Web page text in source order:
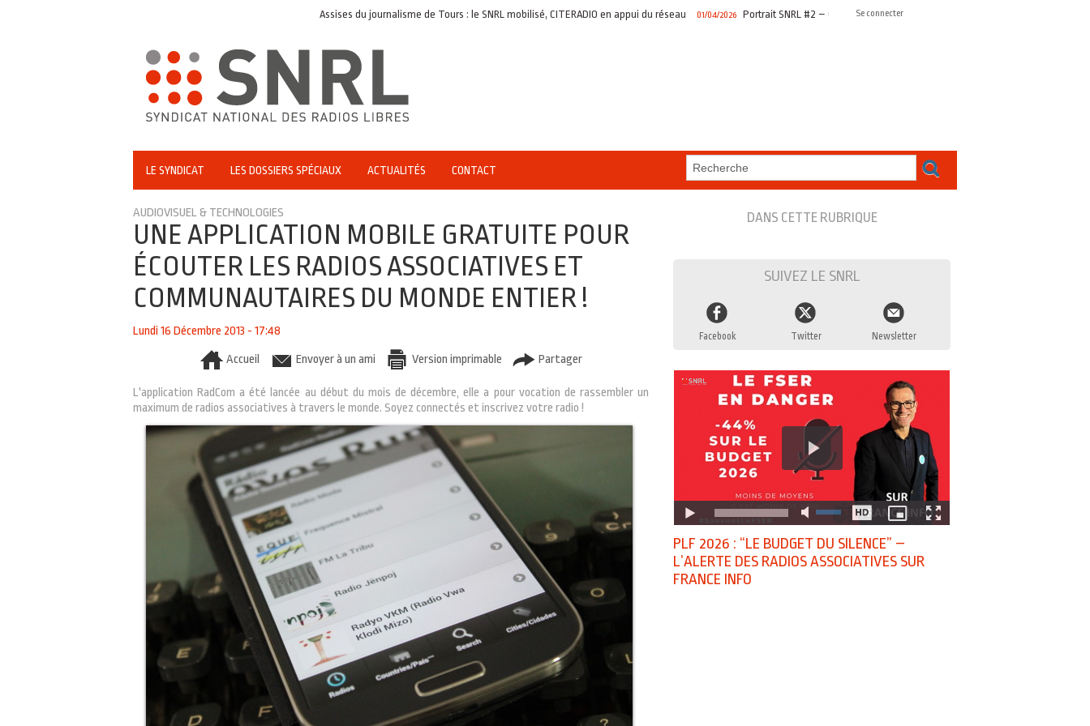
Assises du journalisme de Tours : le SNRL mobilisé, CITERADIO en appui du réseau 01/04/2026 Portrait SNRL #2 – Olivier DUTHEIL, représenter les radios associatives à la
Se connecter
LE SYNDICAT LES DOSSIERS SPÉCIAUX ACTUALITÉS CONTACT
AUDIOVISUEL & TECHNOLOGIES
UNE APPLICATION MOBILE GRATUITE POUR
ÉCOUTER LES RADIOS ASSOCIATIVES ET
COMMUNAUTAIRES DU MONDE ENTIER !
Lundi 16 Décembre 2013 - 17:48
Accueil Envoyer à un ami Version imprimable Partager
L'application RadCom a été lancée au début du mois de décembre, elle a pour vocation de rassembler un
maximum de radios associatives à travers le monde. Soyez connectés et inscrivez votre radio !
DANS CETTE RUBRIQUE
SUIVEZ LE SNRL
Facebook Twitter Newsletter
PLF 2026 : “LE BUDGET DU SILENCE” –
L’ALERTE DES RADIOS ASSOCIATIVES SUR
FRANCE INFO